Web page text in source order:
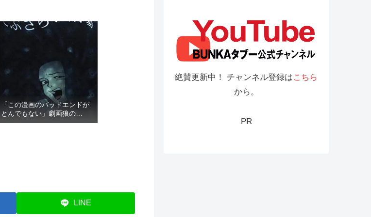
「この漫画のバッドエンドが
とんでもない」劇画狼の
TOP3
LINE
絶賛更新中！ チャンネル登録はこちら
から。
PR